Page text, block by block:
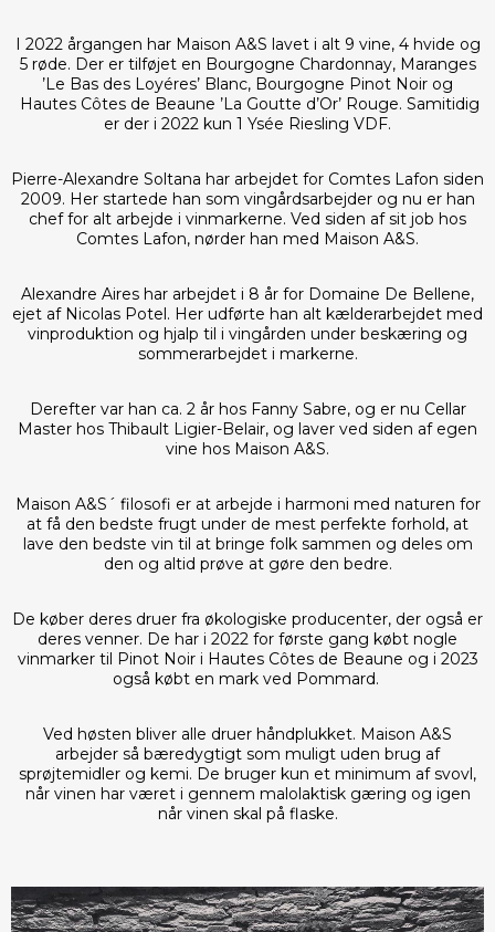
I 2022 årgangen har Maison A&S lavet i alt 9 vine, 4 hvide og
5 røde. Der er tilføjet en Bourgogne Chardonnay, Maranges
’Le Bas des Loyéres’ Blanc, Bourgogne Pinot Noir og
Hautes Côtes de Beaune ’La Goutte d’Or’ Rouge. Samitidig
er der i 2022 kun 1 Ysée Riesling VDF.
Pierre-Alexandre Soltana har arbejdet for Comtes Lafon siden
2009. Her startede han som vingårdsarbejder og nu er han
chef for alt arbejde i vinmarkerne. Ved siden af sit job hos
Comtes Lafon, nørder han med Maison A&S.
Alexandre Aires har arbejdet i 8 år for Domaine De Bellene,
ejet af Nicolas Potel. Her udførte han alt kælderarbejdet med
vinproduktion og hjalp til i vingården under beskæring og
sommerarbejdet i markerne.
Derefter var han ca. 2 år hos Fanny Sabre, og er nu Cellar
Master hos Thibault Ligier-Belair, og laver ved siden af egen
vine hos Maison A&S.
Maison A&S´ filosofi er at arbejde i harmoni med naturen for
at få den bedste frugt under de mest perfekte forhold, at
lave den bedste vin til at bringe folk sammen og deles om
den og altid prøve at gøre den bedre.
De køber deres druer fra økologiske producenter, der også er
deres venner. De har i 2022 for første gang købt nogle
vinmarker til Pinot Noir i Hautes Côtes de Beaune og i 2023
også købt en mark ved Pommard.
Ved høsten bliver alle druer håndplukket. Maison A&S
arbejder så bæredygtigt som muligt uden brug af
sprøjtemidler og kemi. De bruger kun et minimum af svovl,
når vinen har været i gennem malolaktisk gæring og igen
når vinen skal på flaske.